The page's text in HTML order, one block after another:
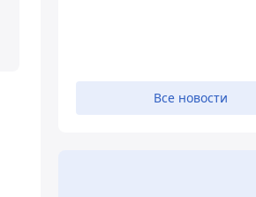
Все новости